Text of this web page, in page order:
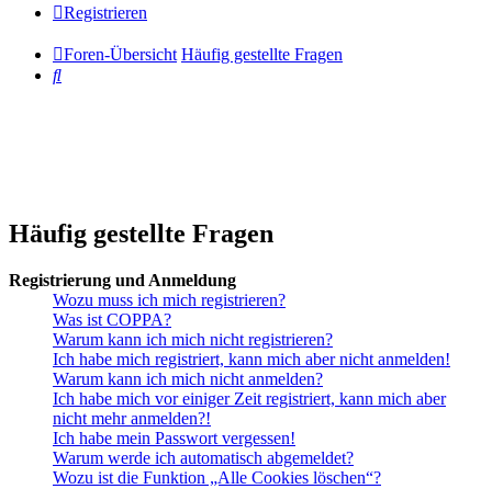
Registrieren
Foren-Übersicht Häufig gestellte Fragen
Suche
Häufig gestellte Fragen
Registrierung und Anmeldung
Wozu muss ich mich registrieren?
Was ist COPPA?
Warum kann ich mich nicht registrieren?
Ich habe mich registriert, kann mich aber nicht anmelden!
Warum kann ich mich nicht anmelden?
Ich habe mich vor einiger Zeit registriert, kann mich aber
nicht mehr anmelden?!
Ich habe mein Passwort vergessen!
Warum werde ich automatisch abgemeldet?
Wozu ist die Funktion „Alle Cookies löschen“?